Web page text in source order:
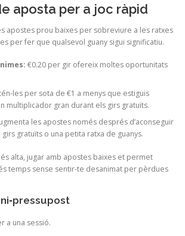
aposta per a joc ràpid
apostes prou baixes per sobreviure a les ratxes
per fer que qualsevol guany sigui significatiu.
€0.20 per gir ofereix moltes oportunitats
les per sota de €1 a menys que estiguis
multiplicador gran durant els girs gratuïts.
les apostes només després d’aconseguir
gratuïts o una petita ratxa de guanys.
alta, jugar amb apostes baixes et permet
temps sense sentir-te desanimat per pèrdues
a una sessió.